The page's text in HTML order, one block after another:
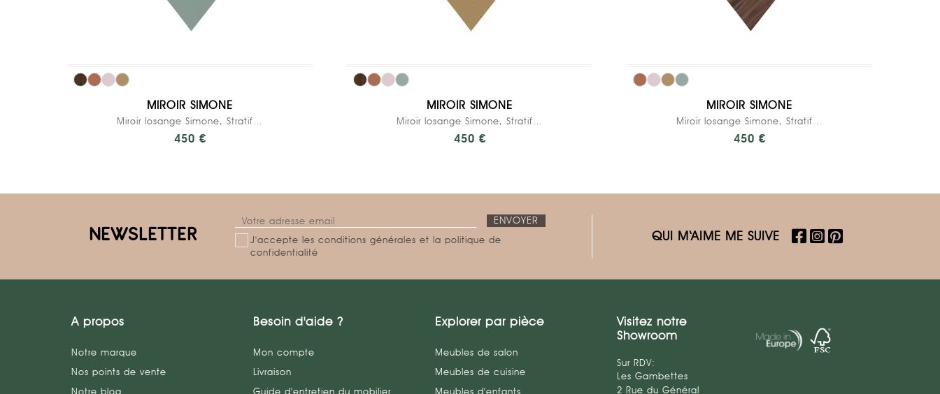
MIROIR SIMONE
450 €
MIROIR SIMONE
450 €
MIROIR SIMONE
450 €
NEWSLETTER
J'accepte les conditions générales et la politique de
confidentialité
QUI M‘AIME ME SUIVE
A propos
Notre marque
Nos points de vente
Notre blog
Besoin d'aide ?
Mon compte
Livraison
Guide d'entretien du mobilier
Explorer par pièce
Meubles de salon
Meubles de cuisine
Meubles d'enfants
Visitez notre
Showroom
Sur RDV:
Les Gambettes
2 Rue du Général